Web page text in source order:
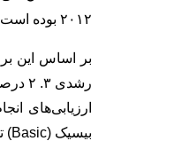
۲۰۱۲ بوده است.
رشدی ۳. ۲ درصدی را تجربه کرده و از این نظر یک گام جلو‌تر از دیگر زبان‌های برنامه نویسی است.
بیسیک (Basic) تمام شده است.